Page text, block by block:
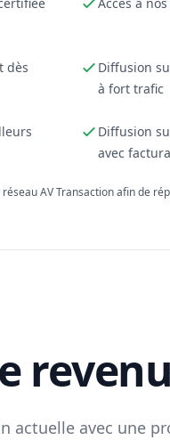
Accès à
dès
Diffusion
à fort trafic
Diffusion
avec
AV Transaction afin de
actuelle avec une